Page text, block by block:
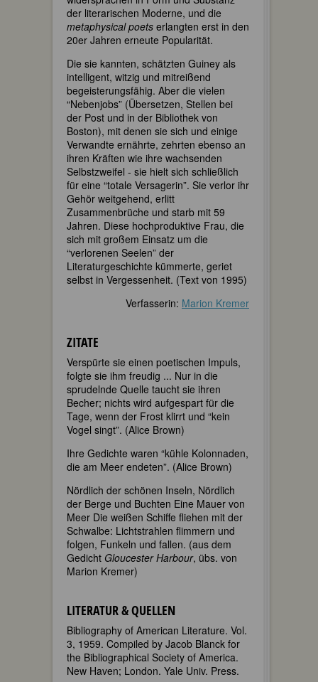
der literarischen Moderne, und die
metaphysical poets erlangten erst in den
20er Jahren erneute Popularität.
Die sie kannten, schätzten Guiney als
intelligent, witzig und mitreißend
begeisterungsfähig. Aber die vielen
“Nebenjobs” (Übersetzen, Stellen bei
der Post und in der Bibliothek von
Boston), mit denen sie sich und einige
Verwandte ernährte, zehrten ebenso an
ihren Kräften wie ihre wachsenden
Selbstzweifel - sie hielt sich schließlich
für eine “totale Versagerin”. Sie verlor ihr
Gehör weitgehend, erlitt
Zusammenbrüche und starb mit 59
Jahren. Diese hochproduktive Frau, die
sich mit großem Einsatz um die
“verlorenen Seelen” der
Literaturgeschichte kümmerte, geriet
selbst in Vergessenheit. (Text von 1995)
Verfasserin: Marion Kremer
ZITATE
Verspürte sie einen poetischen Impuls,
folgte sie ihm freudig ... Nur in die
sprudelnde Quelle taucht sie ihren
Becher; nichts wird aufgespart für die
Tage, wenn der Frost klirrt und “kein
Vogel singt”. (Alice Brown)
Ihre Gedichte waren “kühle Kolonnaden,
die am Meer endeten”. (Alice Brown)
Nördlich der schönen Inseln, Nördlich
der Berge und Buchten Eine Mauer von
Meer Die weißen Schiffe fliehen mit der
Schwalbe: Lichtstrahlen flimmern und
folgen, Funkeln und fallen. (aus dem
Gedicht Gloucester Harbour, übs. von
Marion Kremer)
LITERATUR & QUELLEN
Bibliography of American Literature. Vol.
3, 1959. Compiled by Jacob Blanck for
the Bibliographical Society of America.
New Haven; London. Yale Univ. Press.